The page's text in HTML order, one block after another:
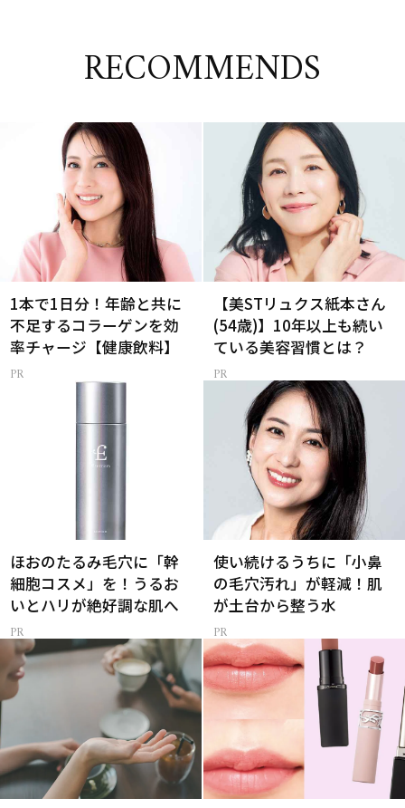
RECOMMENDS
1本で1日分！年齢と共に
不足するコラーゲンを効
率チャージ【健康飲料】
【美STリュクス紙本さん
(54歳)】10年以上も続い
ている美容習慣とは？
ほおのたるみ毛穴に「幹
細胞コスメ」を！うるお
いとハリが絶好調な肌へ
使い続けるうちに「小鼻
の毛穴汚れ」が軽減！肌
が土台から整う水